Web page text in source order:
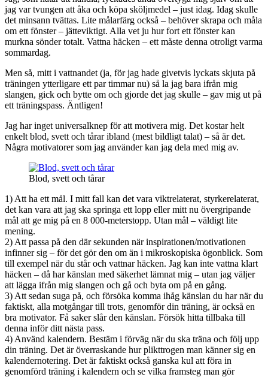
jag var tvungen att åka och köpa sköljmedel – just idag. Idag skulle
det minsann tvättas. Lite målarfärg också – behöver skrapa och måla
om ett fönster – jätteviktigt. Alla vet ju hur fort ett fönster kan
murkna sönder totalt. Vattna häcken – ett måste denna otroligt varma
sommardag.
Men så, mitt i vattnandet (ja, för jag hade givetvis lyckats skjuta på
träningen ytterligare ett par timmar nu) så la jag bara ifrån mig
slangen, gick och bytte om och gjorde det jag skulle – gav mig ut på
ett träningspass. Äntligen!
Jag har inget universalknep för att motivera mig. Det kostar helt
enkelt blod, svett och tårar ibland (mest bildligt talat) – så är det.
Några motivatorer som jag använder kan jag dela med mig av.
Blod, svett och tårar
1) Att ha ett mål. I mitt fall kan det vara viktrelaterat, styrkerelaterat,
det kan vara att jag ska springa ett lopp eller mitt nu övergripande
mål att ge mig på en 8 000-meterstopp. Utan mål – väldigt lite
mening.
2) Att passa på den där sekunden när inspirationen/motivationen
infinner sig – för det gör den om än i mikroskopiska ögonblick. Som
till exempel när du står och vattnar häcken. Jag kan inte vattna klart
häcken – då har känslan med säkerhet lämnat mig – utan jag väljer
att lägga ifrån mig slangen och gå och byta om på en gång.
3) Att sedan suga på, och försöka komma ihåg känslan du har när du
faktiskt, alla motgångar till trots, genomför din träning, är också en
bra motivator. Få saker slår den känslan. Försök hitta tillbaka till
denna inför ditt nästa pass.
4) Använd kalendern. Bestäm i förväg när du ska träna och följ upp
din träning. Det är överraskande hur plikttrogen man känner sig en
kalendernotering. Det är faktiskt också ganska kul att föra in
genomförd träning i kalendern och se vilka framsteg man gör